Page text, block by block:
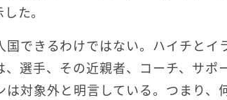
た。
できるわけではない。ハイチとイ
選手、その近親者、コーチ、サポ
対象外と明言している。つまり、